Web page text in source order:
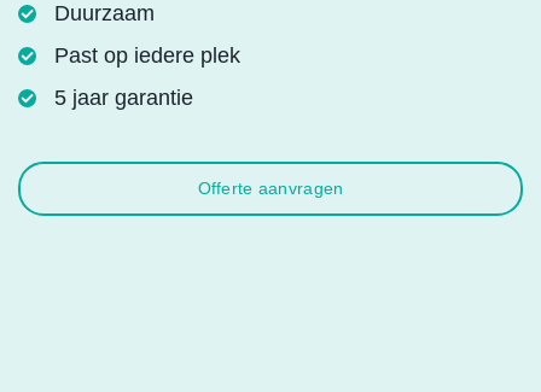
Duurzaam
Past op iedere plek
5 jaar garantie
Offerte aanvragen